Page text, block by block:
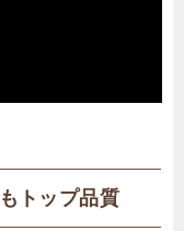
トップ品質